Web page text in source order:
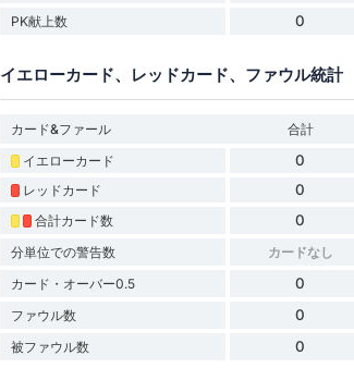
PK献上数 0
イエローカード、レッドカード、ファウル統計
カード&ファール 合計
イエローカード
0
レッドカード 0
合計カード数 0
分単位での警告数 カードなし
カード・オーバー0.5 0
ファウル数 0
被ファウル数 0